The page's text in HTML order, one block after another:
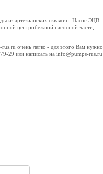
из артезианских скважин. Насос ЭЦВ
центробежной наcосной части,
очень легко - для этого Вам нужно
29 или написать на info@pumps-rus.ru